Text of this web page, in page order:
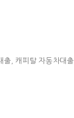
출 캐피탈 자동차대출